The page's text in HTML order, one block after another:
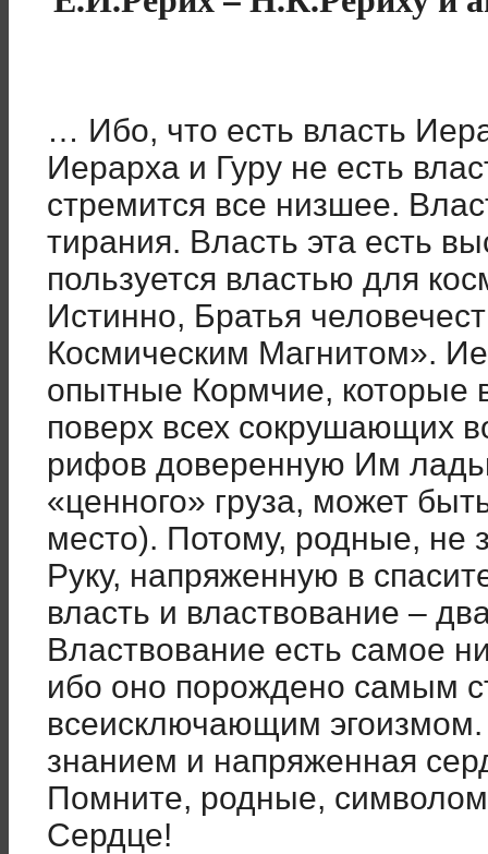
… Ибо, что есть власть
Иерарха и Гуру не есть
стремится все низшее.
тирания. Власть эта есть
пользуется властью для
Истинно, Братья
Космическим Магнитом».
опытные Кормчие, которые
поверх всех сокрушающих
рифов доверенную Им
«ценного» груза, может
место). Потому, родные, не
Руку, напряженную в
власть и властвование –
Властвование есть самое
ибо оно порождено самым
всеисключающим
знанием и напряженная
Помните, родные,
Сердце!